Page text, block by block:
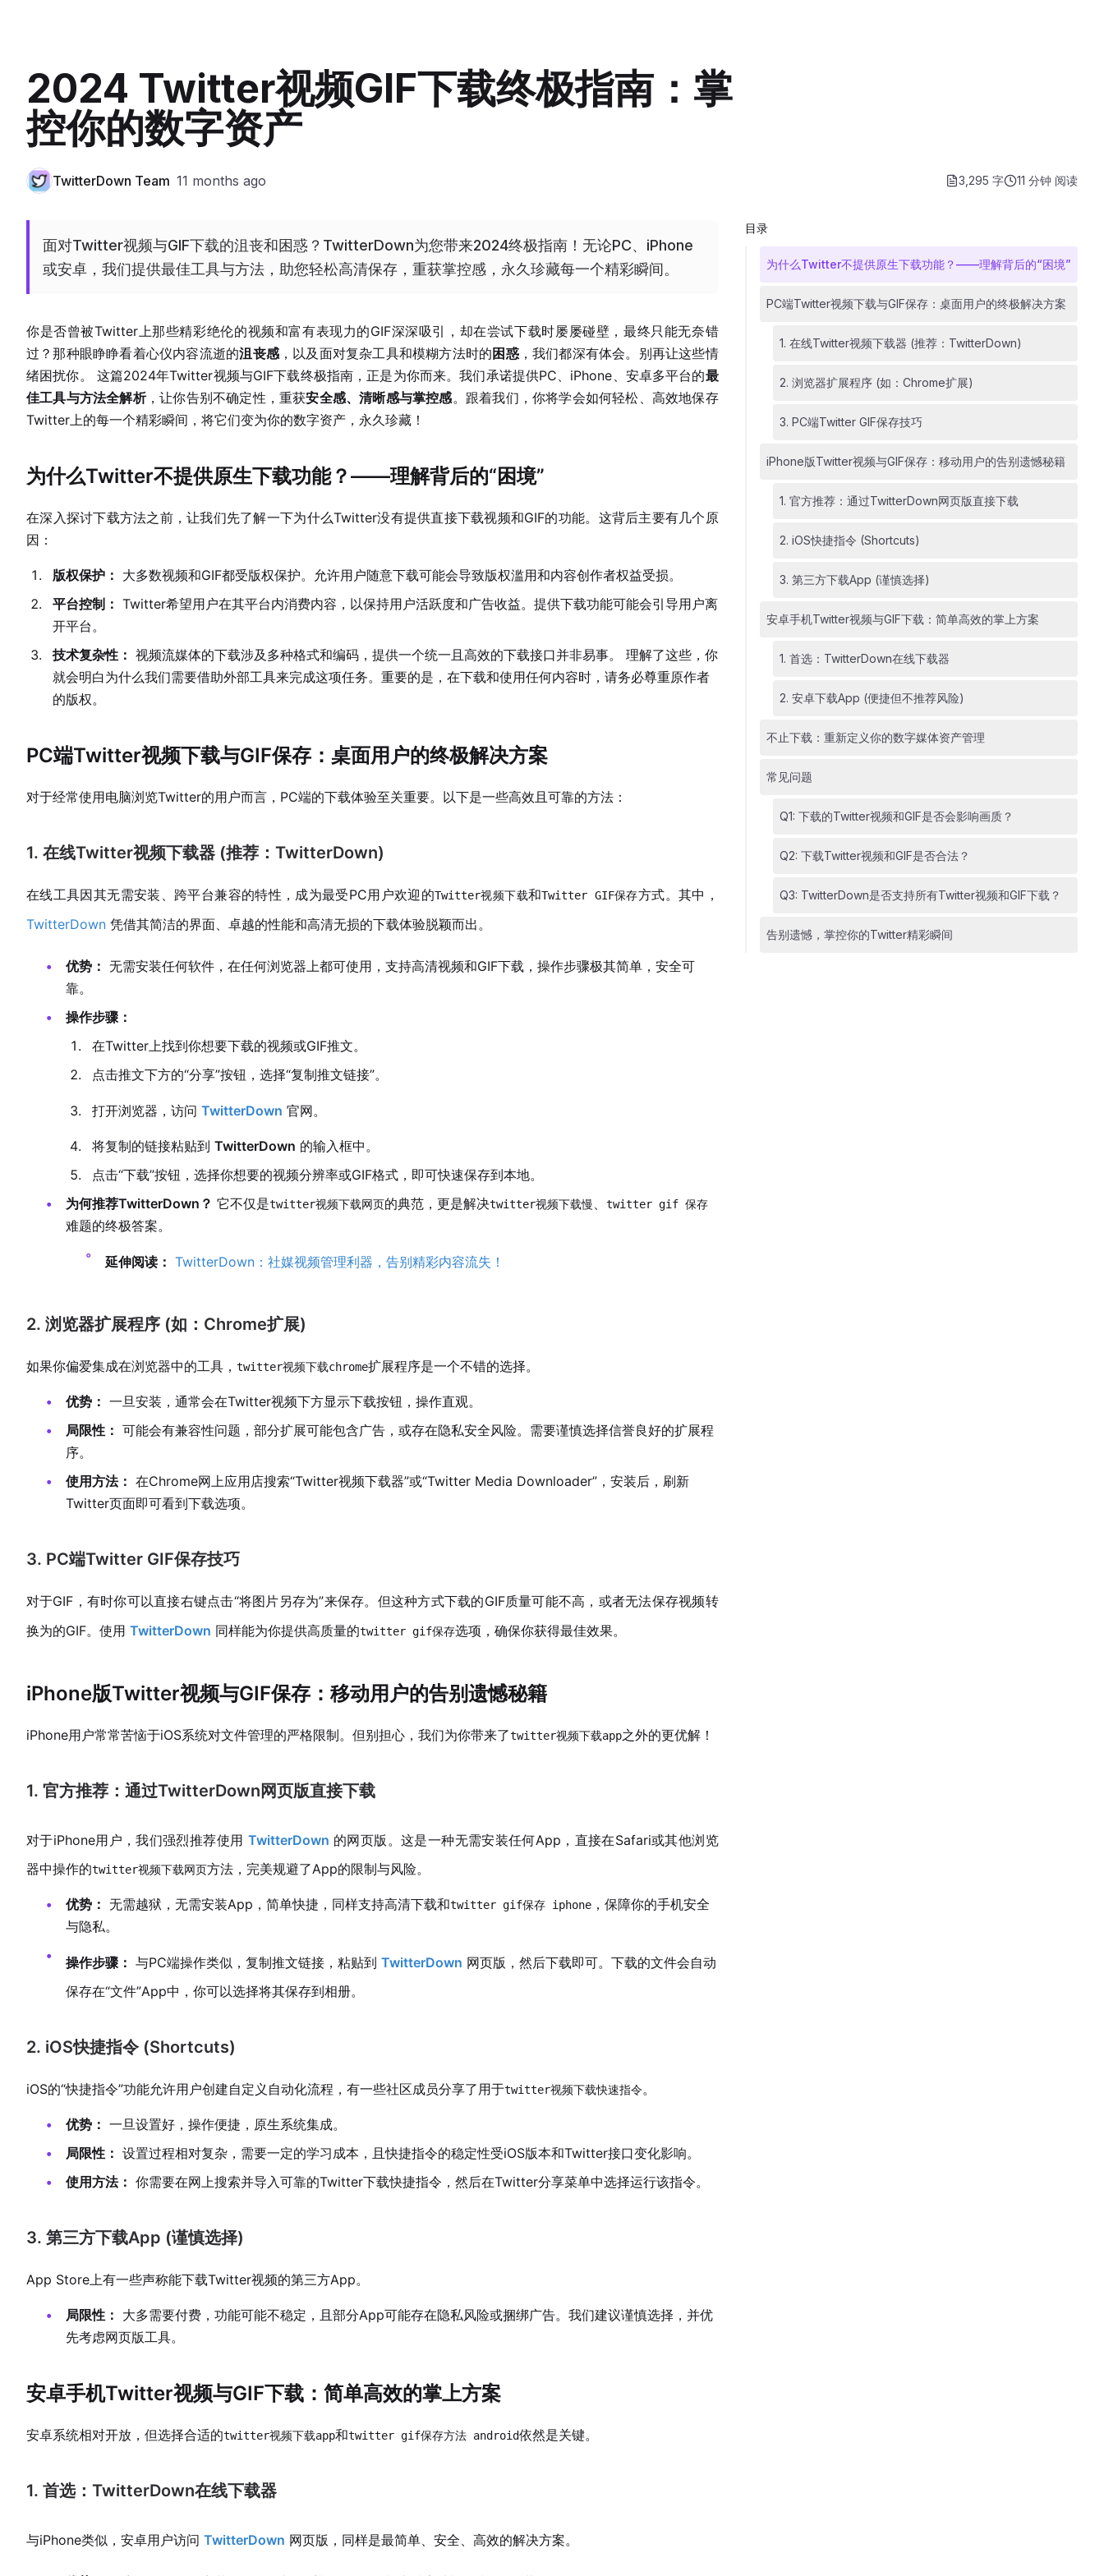
2024 Twitter视频GIF下载终极指南：掌
控你的数字资产
TwitterDown Team 11 months ago 3,295 字 11 分钟 阅读
面对Twitter视频与GIF下载的沮丧和困惑？TwitterDown为您带来2024终极指南！无论PC、iPhone
或安卓，我们提供最佳工具与方法，助您轻松高清保存，重获掌控感，永久珍藏每一个精彩瞬间。
你是否曾被Twitter上那些精彩绝伦的视频和富有表现力的GIF深深吸引，却在尝试下载时屡屡碰壁，最终只能无奈错
过？那种眼睁睁看着心仪内容流逝的沮丧感，以及面对复杂工具和模糊方法时的 困惑，我们都深有体会。别再让这些情
绪困扰你。 这篇2024年Twitter视频与GIF下载终极指南，正是为你而来。我们承诺提供PC、iPhone、安卓多平台的最
佳工具与方法全解析，让你告别不确定性，重获安全感、清晰感与掌控感。跟着我们，你将学会如何轻松、高效地保存
Twitter上的每一个精彩瞬间，将它们变为你的数字资产，永久珍藏！
为什么Twitter不提供原生下载功能？——理解背后的“困境”
在深入探讨下载方法之前，让我们先了解一下为什么Twitter没有提供直接下载视频和GIF的功能。这背后主要有几个原
因：
版权保护： 大多数视频和GIF都受版权保护。允许用户随意下载可能会导致版权滥用和内容创作者权益受损。
平台控制： Twitter希望用户在其平台内消费内容，以保持用户活跃度和广告收益。提供下载功能可能会引导用户离
开平台。
技术复杂性： 视频流媒体的下载涉及多种格式和编码，提供一个统一且高效的下载接口并非易事。 理解了这些，你
就会明白为什么我们需要借助外部工具来完成这项任务。重要的是，在下载和使用任何内容时，请务必尊重原作者
的版权。
PC端Twitter视频下载与GIF保存：桌面用户的终极解决方案
对于经常使用电脑浏览Twitter的用户而言，PC端的下载体验至关重要。以下是一些高效且可靠的方法：
1. 在线Twitter视频下载器 (推荐：TwitterDown)
在线工具因其无需安装、跨平台兼容的特性，成为最受PC用户欢迎的Twitter视频下载和Twitter GIF保存方式。其中，
TwitterDown 凭借其简洁的界面、卓越的性能和高清无损的下载体验脱颖而出。
优势： 无需安装任何软件，在任何浏览器上都可使用，支持高清视频和GIF下载，操作步骤极其简单，安全可
靠。
操作步骤：
在Twitter上找到你想要下载的视频或GIF推文。
点击推文下方的“分享”按钮，选择“复制推文链接”。
打开浏览器，访问 TwitterDown 官网。
将复制的链接粘贴到 TwitterDown 的输入框中。
点击“下载”按钮，选择你想要的视频分辨率或GIF格式，即可快速保存到本地。
为何推荐TwitterDown？ 它不仅是twitter视频下载网页的典范，更是解决twitter视频下载慢、 twitter gif 保存
难题的终极答案。
延伸阅读： TwitterDown：社媒视频管理利器，告别精彩内容流失！
2. 浏览器扩展程序 (如：Chrome扩展)
如果你偏爱集成在浏览器中的工具， twitter视频下载chrome扩展程序是一个不错的选择。
优势： 一旦安装，通常会在Twitter视频下方显示下载按钮，操作直观。
局限性： 可能会有兼容性问题，部分扩展可能包含广告，或存在隐私安全风险。需要谨慎选择信誉良好的扩展程
序。
使用方法： 在Chrome网上应用店搜索“Twitter视频下载器”或“Twitter Media Downloader”，安装后，刷新
Twitter页面即可看到下载选项。
3. PC端Twitter GIF保存技巧
对于GIF，有时你可以直接右键点击“将图片另存为”来保存。但这种方式下载的GIF质量可能不高，或者无法保存视频转
换为的GIF。使用 TwitterDown 同样能为你提供高质量的twitter gif保存选项，确保你获得最佳效果。
iPhone版Twitter视频与GIF保存：移动用户的告别遗憾秘籍
iPhone用户常常苦恼于iOS系统对文件管理的严格限制。但别担心，我们为你带来了twitter视频下载app之外的更优解！
1. 官方推荐：通过TwitterDown网页版直接下载
对于iPhone用户，我们强烈推荐使用 TwitterDown 的网页版。这是一种无需安装任何App，直接在Safari或其他浏览
器中操作的twitter视频下载网页方法，完美规避了App的限制与风险。
优势： 无需越狱，无需安装App，简单快捷，同样支持高清下载和twitter gif保存 iphone ，保障你的手机安全
与隐私。
操作步骤： 与PC端操作类似，复制推文链接，粘贴到 TwitterDown 网页版，然后下载即可。下载的文件会自动
保存在“文件”App中，你可以选择将其保存到相册。
2. iOS快捷指令 (Shortcuts)
iOS的“快捷指令”功能允许用户创建自定义自动化流程，有一些社区成员分享了用于twitter视频下载快速指令。
优势： 一旦设置好，操作便捷，原生系统集成。
局限性： 设置过程相对复杂，需要一定的学习成本，且快捷指令的稳定性受iOS版本和Twitter接口变化影响。
使用方法： 你需要在网上搜索并导入可靠的Twitter下载快捷指令，然后在Twitter分享菜单中选择运行该指令。
3. 第三方下载App (谨慎选择)
App Store上有一些声称能下载Twitter视频的第三方App。
局限性： 大多需要付费，功能可能不稳定，且部分App可能存在隐私风险或捆绑广告。我们建议谨慎选择，并优
先考虑网页版工具。
安卓手机Twitter视频与GIF下载：简单高效的掌上方案
安卓系统相对开放，但选择合适的twitter视频下载app和twitter gif保存方法 android依然是关键。
1. 首选：TwitterDown在线下载器
与iPhone类似，安卓用户访问 TwitterDown 网页版，同样是最简单、安全、高效的解决方案。
目录
为什么Twitter不提供原生下载功能？——理解背后的“困境”
PC端Twitter视频下载与GIF保存：桌面用户的终极解决方案
1. 在线Twitter视频下载器 (推荐：TwitterDown)
2. 浏览器扩展程序 (如：Chrome扩展)
3. PC端Twitter GIF保存技巧
iPhone版Twitter视频与GIF保存：移动用户的告别遗憾秘籍
1. 官方推荐：通过TwitterDown网页版直接下载
2. iOS快捷指令 (Shortcuts)
3. 第三方下载App (谨慎选择)
安卓手机Twitter视频与GIF下载：简单高效的掌上方案
1. 首选：TwitterDown在线下载器
2. 安卓下载App (便捷但不推荐风险)
不止下载：重新定义你的数字媒体资产管理
常见问题
Q1: 下载的Twitter视频和GIF是否会影响画质？
Q2: 下载Twitter视频和GIF是否合法？
Q3: TwitterDown是否支持所有Twitter视频和GIF下载？
告别遗憾，掌控你的Twitter精彩瞬间